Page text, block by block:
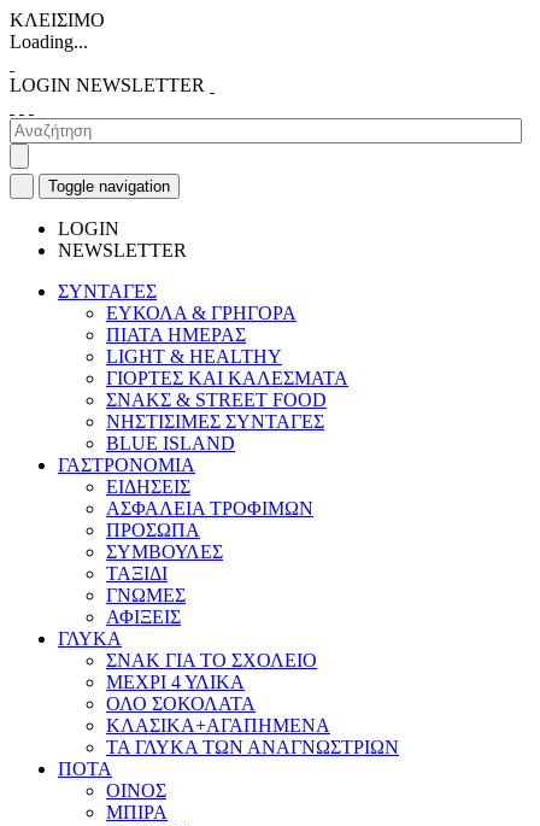
ΚΛΕΙΣΙΜΟ
Loading...
LOGIN NEWSLETTER
Toggle navigation
LOGIN
NEWSLETTER
ΣΥΝΤΑΓΕΣ
ΕΥΚΟΛΑ & ΓΡΗΓΟΡΑ
ΠΙΑΤΑ ΗΜΕΡΑΣ
LIGHT & HEALTHY
ΓΙΟΡΤΕΣ ΚΑΙ ΚΑΛΕΣΜΑΤΑ
ΣΝΑΚΣ & STREET FOOD
ΝΗΣΤΙΣΙΜΕΣ ΣΥΝΤΑΓΕΣ
BLUE ISLAND
ΓΑΣΤΡΟΝΟΜΙΑ
ΕΙΔΗΣΕΙΣ
ΑΣΦΑΛΕΙΑ ΤΡΟΦΙΜΩΝ
ΠΡΟΣΩΠΑ
ΣΥΜΒΟΥΛΕΣ
ΤΑΞΙΔΙ
ΓΝΩΜΕΣ
ΑΦΙΞΕΙΣ
ΓΛΥΚΑ
ΣΝΑΚ ΓΙΑ ΤΟ ΣΧΟΛΕΙΟ
ΜΕΧΡΙ 4 ΥΛΙΚΑ
ΟΛΟ ΣΟΚΟΛΑΤΑ
ΚΛΑΣΙΚΑ+ΑΓΑΠΗΜΕΝΑ
ΤΑ ΓΛΥΚΑ ΤΩΝ ΑΝΑΓΝΩΣΤΡΙΩΝ
ΠΟΤΑ
ΟΙΝΟΣ
ΜΠΙΡΑ